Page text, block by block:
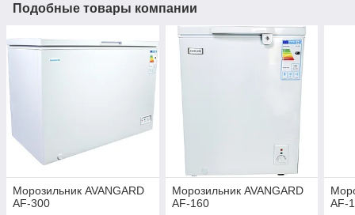
Подобные товары компании
Морозильник AVANGARD
AF-300
Морозильник AVANGARD
AF-160
AF-